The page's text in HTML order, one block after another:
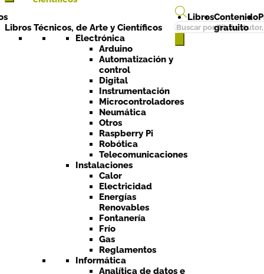
Búsqueda
de
Libros Técnicos, de Arte y Científicos
Electrónica
Arduino
Automatización y
control
Digital
Instrumentación
Microcontroladores
Neumática
Otros
Raspberry Pi
Robótica
Telecomunicaciones
Instalaciones
Calor
Electricidad
Energías
Renovables
Fontanería
Frío
Gas
Reglamentos
Informática
Analítica de datos e
LibrosContenido
gratuito